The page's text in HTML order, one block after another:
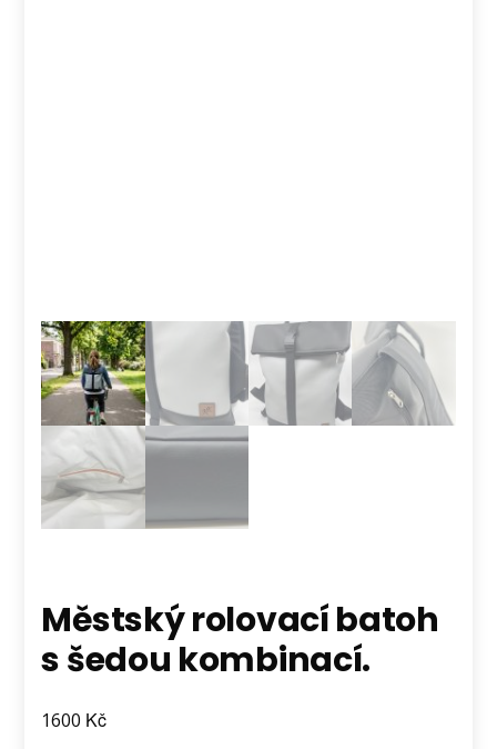
Městský rolovací batoh
s šedou kombinací.
1600 Kč